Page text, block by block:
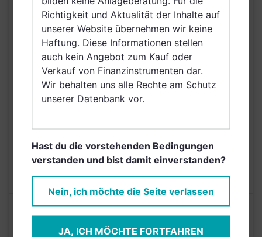
VERTRIEBSZULASSUNG
Ungarn, Schweden,
Irland, Belgien,
Netherlands (Kingdom
of the), Norwegen,
Vereinigte Arabische
Emirate, Singapur,
Griechenland, Brunei
AUSGABEAUFSCHLAG 5,00%
MAX. LAUFENDE
KOSTEN
Risikoeinstufung laut Anbieter (KID)
Richtigkeit und Aktualität der Inhalte auf
unserer Website übernehmen wir keine
Haftung. Diese Informationen stellen
auch kein Angebot zum Kauf oder
Verkauf von Finanzinstrumenten dar.
Wir behalten uns alle Rechte am Schutz
unserer Datenbank vor.
Hast du die vorstehenden Bedingungen
verstanden und bist damit einverstanden?
Nein, ich möchte die Seite verlassen
JA, ICH MÖCHTE FORTFAHREN